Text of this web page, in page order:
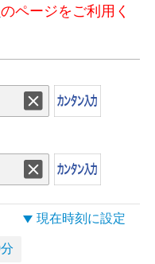
のページをご利用く